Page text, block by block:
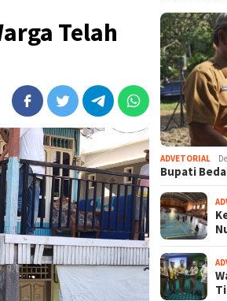
Telah
ADVETORIAL
Bupati